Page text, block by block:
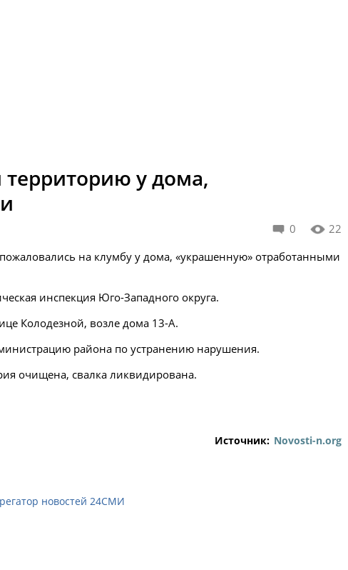
у дома,
0 22
на клумбу у дома, «украшенную» отработанными
инспекция Юго-Западного округа.
Колодезной, возле дома 13-А.
района по устранению нарушения.
очищена, свалка ликвидирована.
Источник: Novosti-n.org
новостей 24СМИ